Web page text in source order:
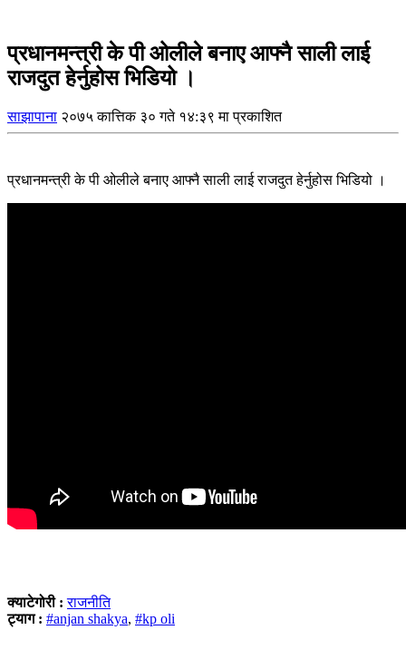
प्रधानमन्त्री के पी ओलीले बनाए आफ्नै साली लाई
राजदुत हेर्नुहोस भिडियो ।
साझापाना २०७५ कात्तिक ३० गते १४:३९ मा प्रकाशित
प्रधानमन्त्री के पी ओलीले बनाए आफ्नै साली लाई राजदुत हेर्नुहोस भिडियो ।
क्याटेगोरी :राजनीति
ट्याग : #anjan shakya, #kp oli